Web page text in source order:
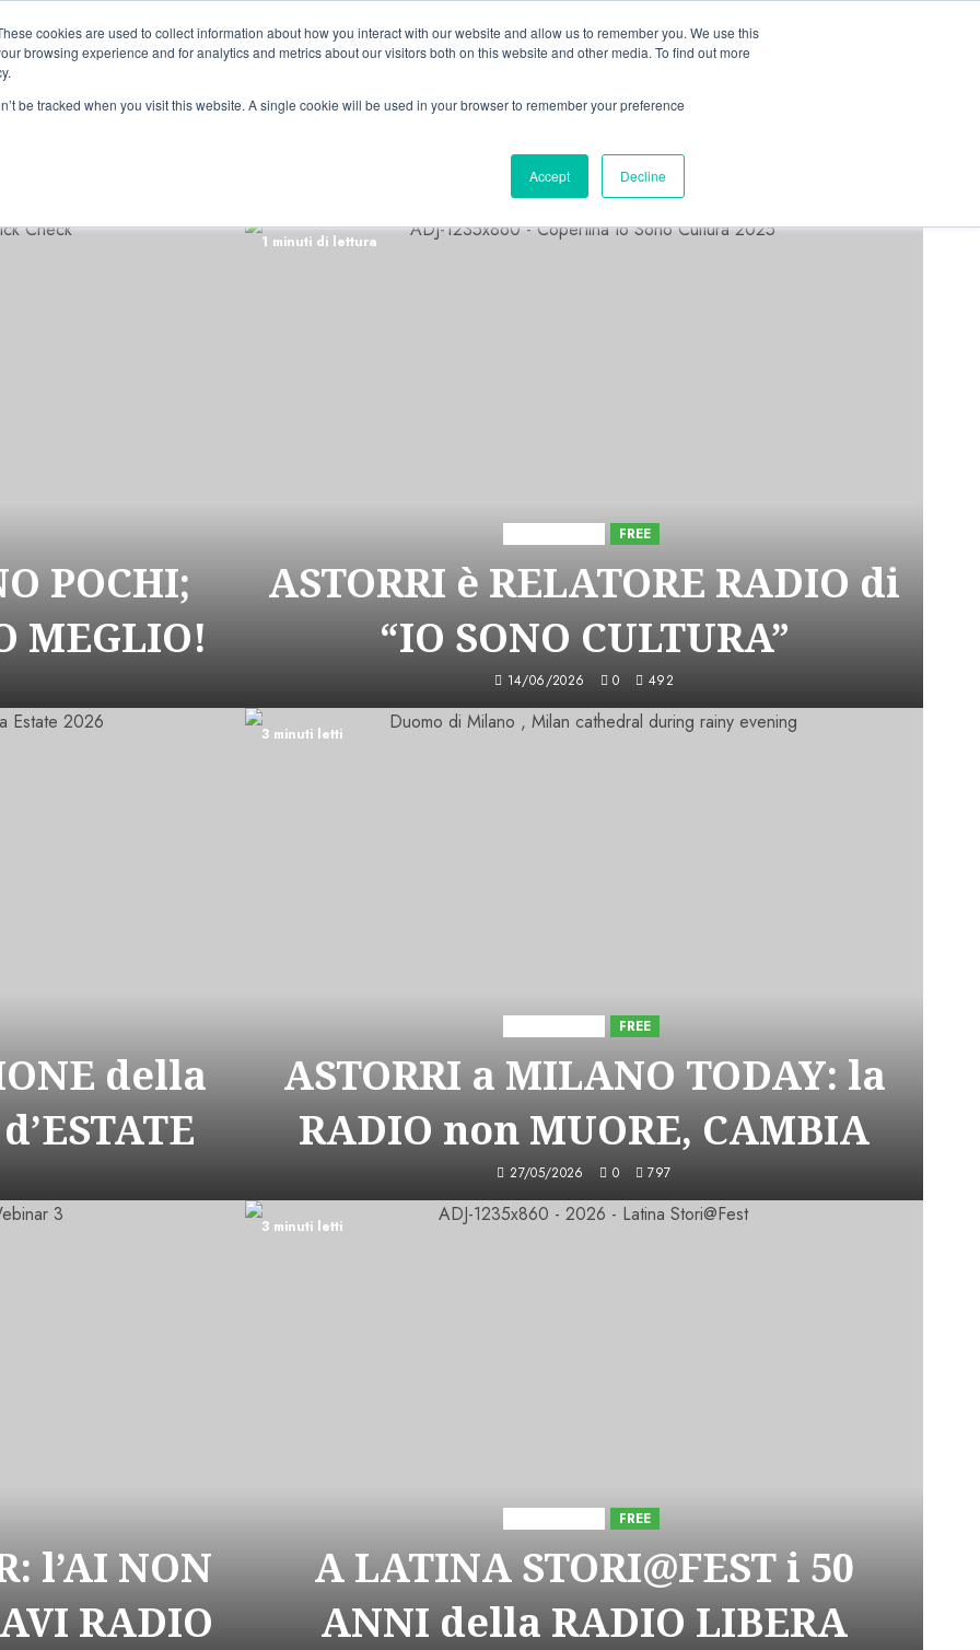
cookies are used to collect information about how you interact with our website and allow us to remember you. We use this
browsing experience and for analytics and metrics about our visitors both on this website and other media. To find out more
be tracked when you visit this website. A single cookie will be used in your browser to remember your preference
Accept Decline
LinkedinFacebook
POCHI;
MEGLIO!
della
l’AI NON
RADIO
ASTORRI NEWS
1 minuti di lettura
FREE
ASTORRI è RELATORE RADIO di
“IO SONO CULTURA”
14/06/2026 0 492
3 minuti letti
FREE
ASTORRI a MILANO TODAY: la
RADIO non MUORE, CAMBIA
27/05/2026 0 797
3 minuti letti
FREE
A LATINA STORI@FEST i 50
ANNI della RADIO LIBERA